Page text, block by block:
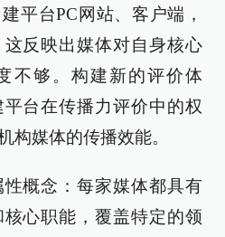
平台PC网站、客户端，
反映出媒体对自身核心
不够。构建新的评价体
台在传播力评价中的权
构媒体的传播效能。
概念：每家媒体都具有
心职能，覆盖特定的领